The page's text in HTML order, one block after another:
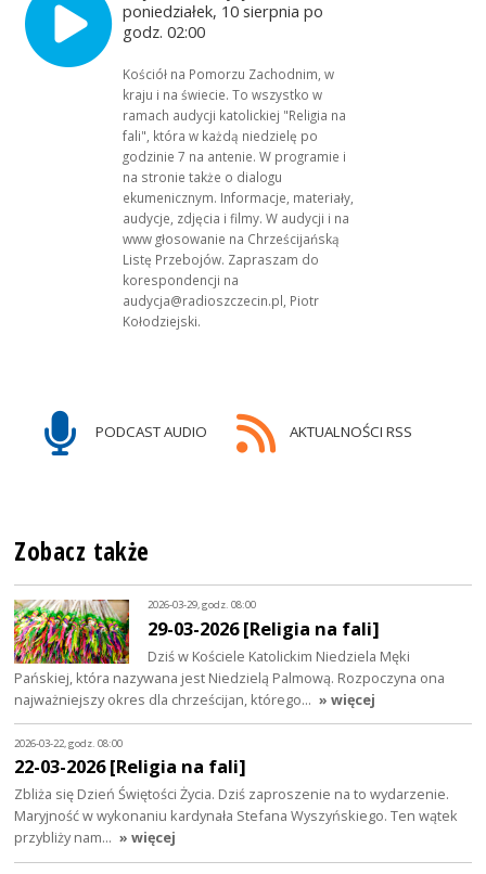
poniedziałek, 10 sierpnia po
godz. 02:00
Kościół na Pomorzu Zachodnim, w
kraju i na świecie. To wszystko w
ramach audycji katolickiej "Religia na
fali", która w każdą niedzielę po
godzinie 7 na antenie. W programie i
na stronie także o dialogu
ekumenicznym. Informacje, materiały,
audycje, zdjęcia i filmy. W audycji i na
www głosowanie na Chrześcijańską
Listę Przebojów. Zapraszam do
korespondencji na
audycja@radioszczecin.pl, Piotr
Kołodziejski.
PODCAST AUDIO AKTUALNOŚCI RSS
Zobacz także
2026-03-29, godz. 08:00
29-03-2026 [Religia na fali]
Dziś w Kościele Katolickim Niedziela Męki
Pańskiej, która nazywana jest Niedzielą Palmową. Rozpoczyna ona
najważniejszy okres dla chrześcijan, którego… » więcej
2026-03-22, godz. 08:00
22-03-2026 [Religia na fali]
Zbliża się Dzień Świętości Życia. Dziś zaproszenie na to wydarzenie.
Maryjność w wykonaniu kardynała Stefana Wyszyńskiego. Ten wątek
przybliży nam… » więcej